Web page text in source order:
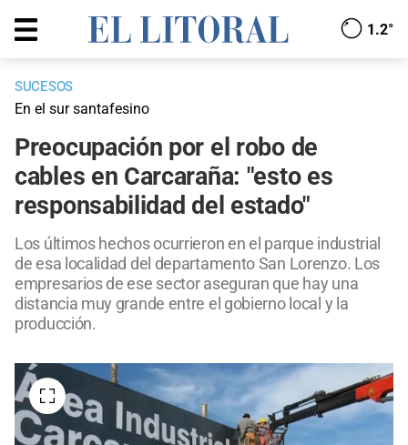
1.2°
SUCESOS
En el sur santafesino
Preocupación por el robo de
cables en Carcaraña: "esto es
responsabilidad del estado"
Los últimos hechos ocurrieron en el parque industrial
de esa localidad del departamento San Lorenzo. Los
empresarios de ese sector aseguran que hay una
distancia muy grande entre el gobierno local y la
producción.